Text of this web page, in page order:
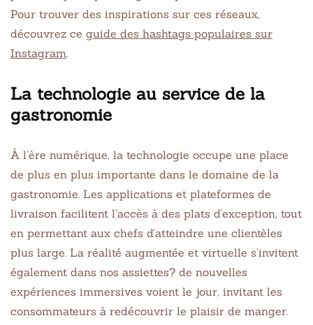
Pour trouver des inspirations sur ces réseaux,
découvrez ce guide des hashtags populaires sur
Instagram.
La technologie au service de la
gastronomie
À l’ère numérique, la technologie occupe une place
de plus en plus importante dans le domaine de la
gastronomie. Les applications et plateformes de
livraison facilitent l’accès à des plats d’exception, tout
en permettant aux chefs d’atteindre une clientèles
plus large. La réalité augmentée et virtuelle s’invitent
également dans nos assiettes? de nouvelles
expériences immersives voient le jour, invitant les
consommateurs à redécouvrir le plaisir de manger.